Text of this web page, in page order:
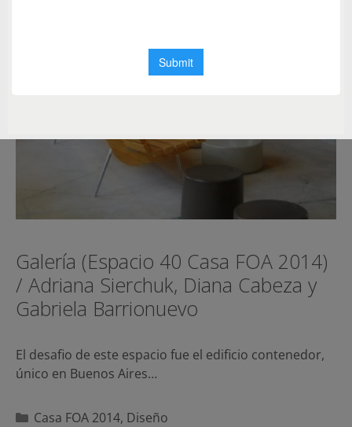
Galería (Espacio 40 Casa FOA 2014)
/ Adriana Sierchuk, Diana Cabeza y
Gabriela Barrionuevo
El desafio de este espacio fue el edificio contenedor,
único en Buenos Aires…
Categorías
Casa FOA 2014, Diseño